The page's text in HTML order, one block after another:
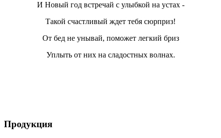
И Новый год встречай с улыбкой на устах -
Такой счастливый ждет тебя сюрприз!
От бед не унывай, поможет легкий бриз
Уплыть от них на сладостных волнах.
Продукция